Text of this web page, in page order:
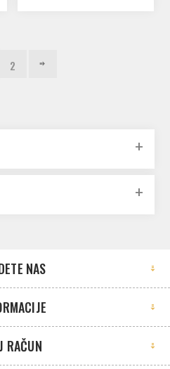
2
NAS
RAČUN